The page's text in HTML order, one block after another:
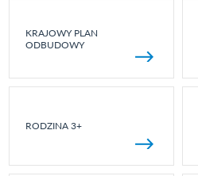
KRAJOWY PLAN
ODBUDOWY
RODZINA 3+